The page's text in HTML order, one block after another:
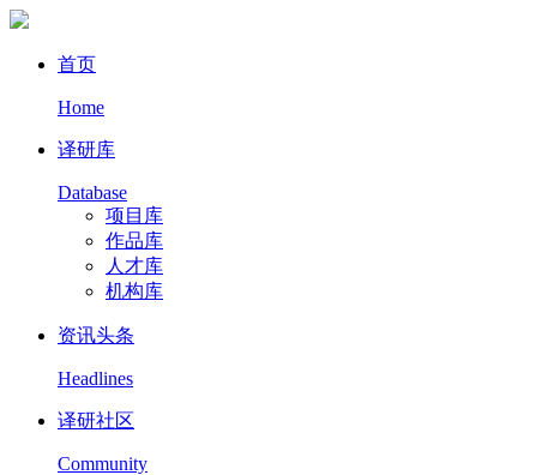
首页
Home
译研库
Database
项目库
作品库
人才库
机构库
资讯头条
Headlines
译研社区
Community